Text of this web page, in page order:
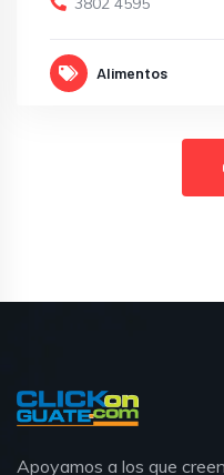
Alimentos
Apoyamos a los que